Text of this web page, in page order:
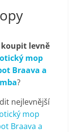
koupit levně
mop
Braava a
?
nejlevnější
mop
Braava a